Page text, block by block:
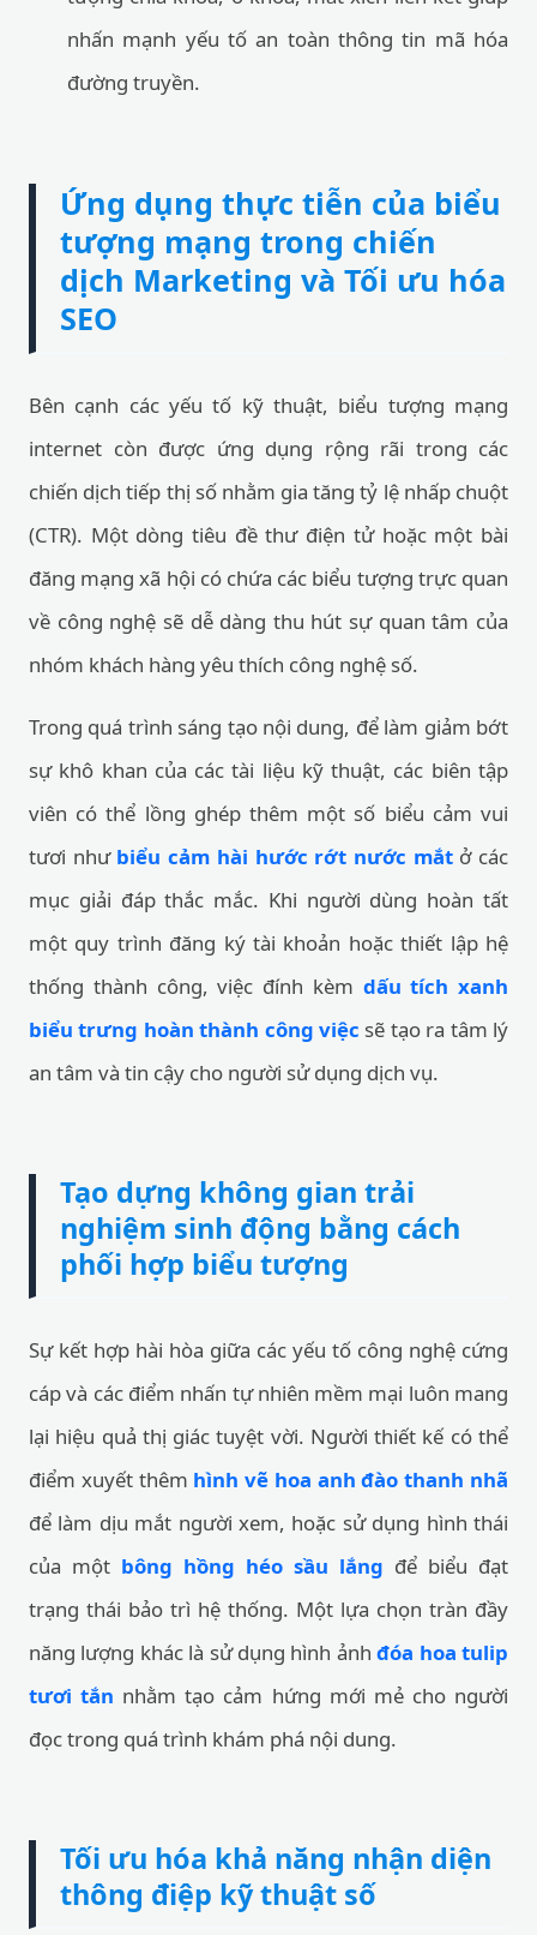
nhấn mạnh yếu tố an toàn thông tin mã hóa
đường truyền.
Ứng dụng thực tiễn của biểu
tượng mạng trong chiến
dịch Marketing và Tối ưu hóa
SEO
Bên cạnh các yếu tố kỹ thuật, biểu tượng mạng
internet còn được ứng dụng rộng rãi trong các
chiến dịch tiếp thị số nhằm gia tăng tỷ lệ nhấp chuột
(CTR). Một dòng tiêu đề thư điện tử hoặc một bài
đăng mạng xã hội có chứa các biểu tượng trực quan
về công nghệ sẽ dễ dàng thu hút sự quan tâm của
nhóm khách hàng yêu thích công nghệ số.
Trong quá trình sáng tạo nội dung, để làm giảm bớt
sự khô khan của các tài liệu kỹ thuật, các biên tập
viên có thể lồng ghép thêm một số biểu cảm vui
tươi như biểu cảm hài hước rớt nước mắtở các
mục giải đáp thắc mắc. Khi người dùng hoàn tất
một quy trình đăng ký tài khoản hoặc thiết lập hệ
thống thành công, việc đính kèm dấu tích xanh
biểu trưng hoàn thành công việc sẽ tạo ra tâm lý
an tâm và tin cậy cho người sử dụng dịch vụ.
Tạo dựng không gian trải
nghiệm sinh động bằng cách
phối hợp biểu tượng
Sự kết hợp hài hòa giữa các yếu tố công nghệ cứng
cáp và các điểm nhấn tự nhiên mềm mại luôn mang
lại hiệu quả thị giác tuyệt vời. Người thiết kế có thể
điểm xuyết thêm hình vẽ hoa anh đào thanh nhã
để làm dịu mắt người xem, hoặc sử dụng hình thái
của một bông hồng héo sầu lắng để biểu đạt
trạng thái bảo trì hệ thống. Một lựa chọn tràn đầy
năng lượng khác là sử dụng hình ảnhđóa hoa tulip
tươi tắn nhằm tạo cảm hứng mới mẻ cho người
đọc trong quá trình khám phá nội dung.
Tối ưu hóa khả năng nhận diện
thông điệp kỹ thuật số